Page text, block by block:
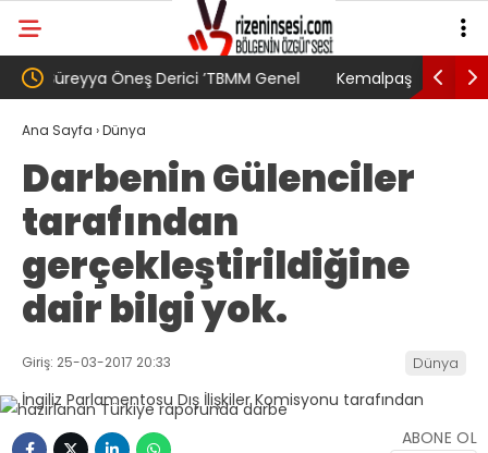
Kemalpaşa’da Festival Değil, Mücadele
Buluşması
24.
Ana Sayfa ›Dünya
Darbenin Gülenciler
tarafından
gerçekleştirildiğine
dair bilgi yok.
Giriş: 25-03-2017 20:33 Dünya
ABONE OL